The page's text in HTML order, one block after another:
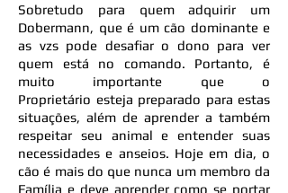
Sobretudo para quem adquirir um
Dobermann, que é um cão dominante e
as vzs pode desafiar o dono para ver
quem está no comando. Portanto, é
muito importante que o
Proprietário esteja preparado para estas
situações, além de aprender a também
respeitar seu animal e entender suas
necessidades e anseios. Hoje em dia, o
cão é mais do que nunca um membro da
Família e deve aprender como se portar